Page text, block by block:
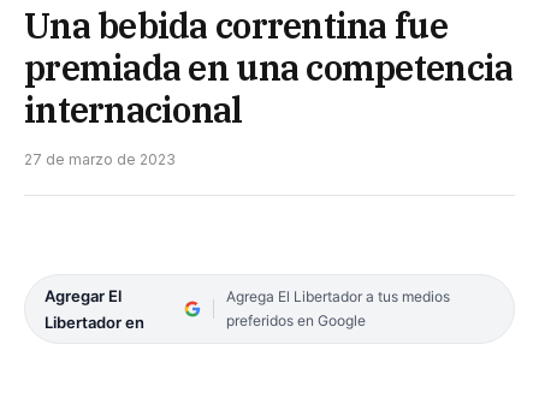
Una bebida correntina fue
premiada en una competencia
internacional
27 de marzo de 2023
Agregar El
Libertador en
Agrega El Libertador a tus medios
preferidos en Google